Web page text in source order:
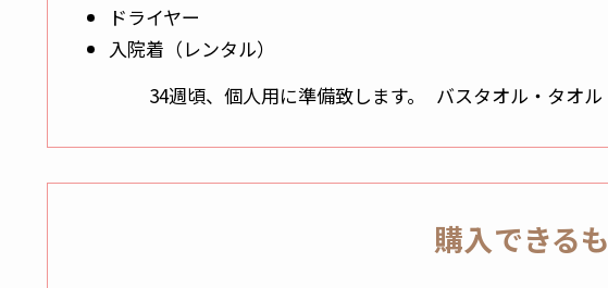
ドライヤー
入院着（レンタル）
34週頃、個人用に準備致します。 バスタオル・タオル
購入できる